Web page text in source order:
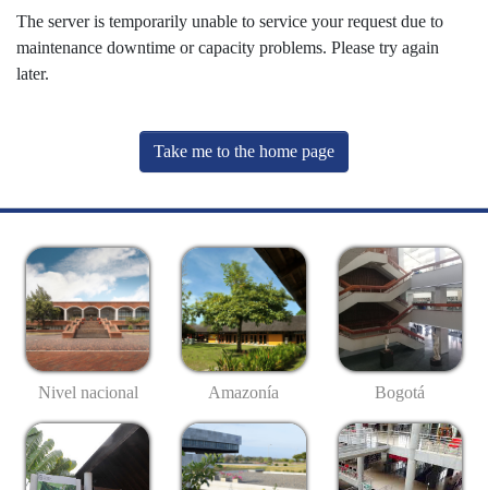
The server is temporarily unable to service your request due to
maintenance downtime or capacity problems. Please try again
later.
Take me to the home page
Nivel nacional Amazonía Bogotá